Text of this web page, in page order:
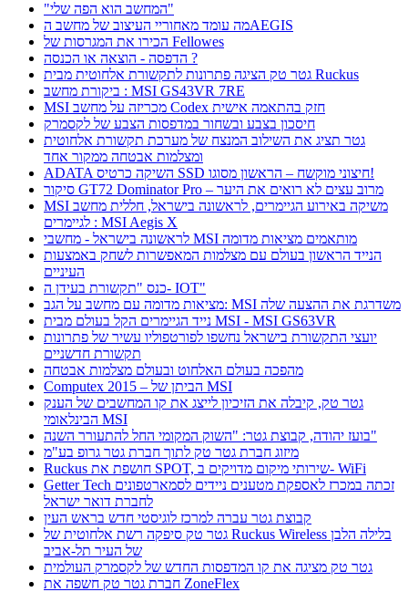
"המחשב הוא הפה שלי"
מה עומד מאחוריי העיצוב של מחשב הAEGIS
הכירו את המגרסות של Fellowes
הדפסה - הוצאה או הכנסה ?
גטר טק הציגה פתרונות לתקשורת אלחוטית מבית Ruckus
ביקורת מחשב : MSI GS43VR 7RE
MSI מכריזה על מחשב Codex חזק בהתאמה אישית
חיסכון בצבע ובשחור במדפסות הצבע של לקסמרק
גטר תציג את השילוב המנצח של מערכת תקשורת אלחוטית
ומצלמות אבטחה ממקור אחד
ADATA השיקה כרטיס SSD חיצוני מוקשח – הראשון מסוגו!
סיקור GT72 Dominator Pro – מרוב עצים לא רואים את היער
MSI משיקה באירוע הגיימרים, לראשונה בישראל, חללית מחשב
לגיימרים : MSI Aegis X
לראשונה בישראל - מחשבי MSI מותאמים מציאות מדומה
הנייד הראשון בעולם עם מצלמות המאפשרות לשחק באמצעות
העיניים
כנס "תקשורת בעידן ה- IOT"
מציאות מדומה עם מחשב על הגב: MSI משדרגת את ההצעה שלה
נייד הגיימרים הקל בעולם מבית MSI - MSI GS63VR
יועצי התקשורת בישראל נחשפו לפורטפוליו עשיר של פתרונות
תקשורת חדשניים
מהפכה בעולם האלחוט ובעולם מצלמות אבטחה
Computex 2015 – הביתן של MSI
גטר טק, קיבלה את הזיכיון לייצג את קו המחשבים של הענק
הבינלאומי MSI
בועז יהודה, קבוצת גטר: "השוק המקומי החל להתעורר השנה"
מיזוג חברת גטר טק לתוך חברת גטר גרופ בע"מ
Ruckus חושפת את SPOT, שירותי מיקום מדויקים ב- WiFi
Getter Tech זכתה במכרז לאספקת מטענים ניידים לסמארטפונים
לחברת דואר ישראל
קבוצת גטר עברה למרכז לוגיסטי חדש בראש העין
גטר טק סיפקה רשת אלחוטית של Ruckus Wireless בלילה הלבן
של העיר תל-אביב
גטר טק מציגה את קו המדפסות החדש של לקסמרק העולמית
חברת גטר טק חשפה את ZoneFlex